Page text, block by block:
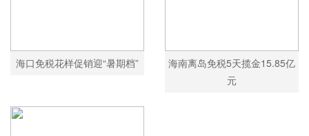
海口免税花样促销迎“暑期档”
海南离岛免税5天揽金15.85亿
元